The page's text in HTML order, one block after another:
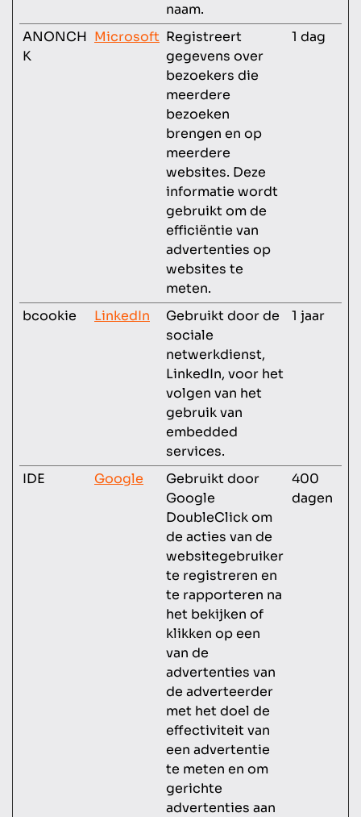
naam.
ANONCH
K
Microsoft Registreert
gegevens over
bezoekers die
meerdere
bezoeken
brengen en op
meerdere
websites. Deze
informatie wordt
gebruikt om de
efficiëntie van
advertenties op
websites te
meten.
1 dag
bcookie LinkedIn
Gebruikt door de
sociale
netwerkdienst,
LinkedIn, voor het
volgen van het
gebruik van
embedded
services.
1 jaar
IDE Google
Gebruikt door
Google
DoubleClick om
de acties van de
websitegebruiker
te registreren en
te rapporteren na
het bekijken of
klikken op een
van de
advertenties van
de adverteerder
met het doel de
effectiviteit van
een advertentie
te meten en om
gerichte
advertenties aan
400
dagen